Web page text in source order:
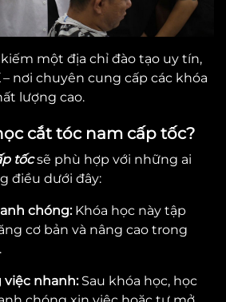
một địa chỉ đào tạo uy tín,
– nơi chuyên cung cấp các khóa
lượng cao.
cắt tóc nam cấp tốc?
tốcsẽ phù hợp với những ai
điều dưới đây:
chóng:Khóa học này tập
cơ bản và nâng cao trong
nhanh:Sau khóa học, học